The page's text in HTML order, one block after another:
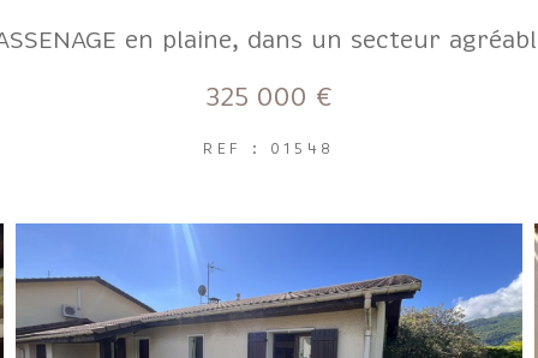
en plaine, dans un secteur
325 000 €
REF : 01548